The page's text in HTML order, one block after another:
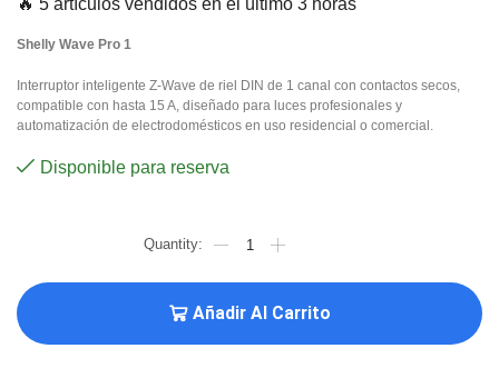
🔥 5 artículos vendidos en el último 3 horas
Shelly Wave Pro 1
Interruptor inteligente Z-Wave de riel DIN de 1 canal con contactos secos,
compatible con hasta 15 A, diseñado para luces profesionales y
automatización de electrodomésticos en uso residencial o comercial.
Disponible para reserva
Añadir Al Carrito